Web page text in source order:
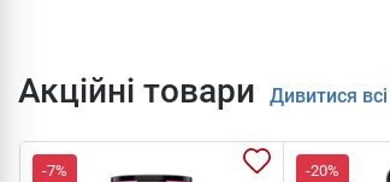
Акційні товари Дивитися всі
-7% -20%